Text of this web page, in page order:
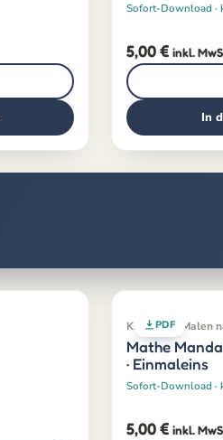
Sofort-Download ·
5,00€ inkl.
In
PDF
Klassiker · Malen
Mathe
· Einmaleins
Sofort-Download ·
5,00€ inkl.